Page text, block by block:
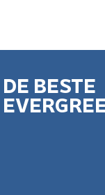
DE BESTE